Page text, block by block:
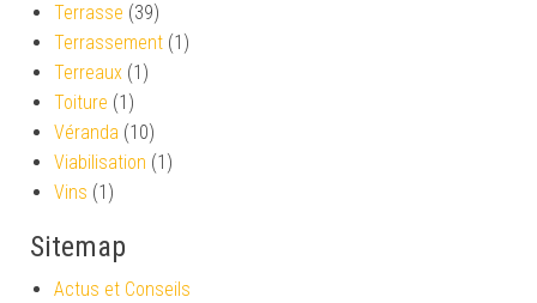
Terrasse (39)
Terrassement (1)
Terreaux (1)
Toiture (1)
Véranda (10)
Viabilisation (1)
Vins (1)
Sitemap
Actus et Conseils